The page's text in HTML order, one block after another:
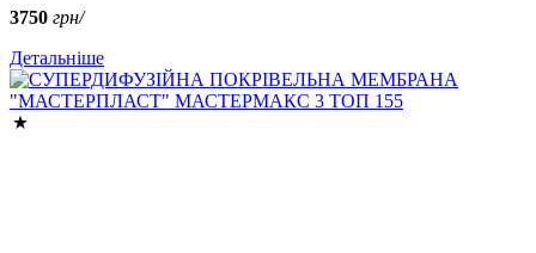
3750 грн/
Детальніше